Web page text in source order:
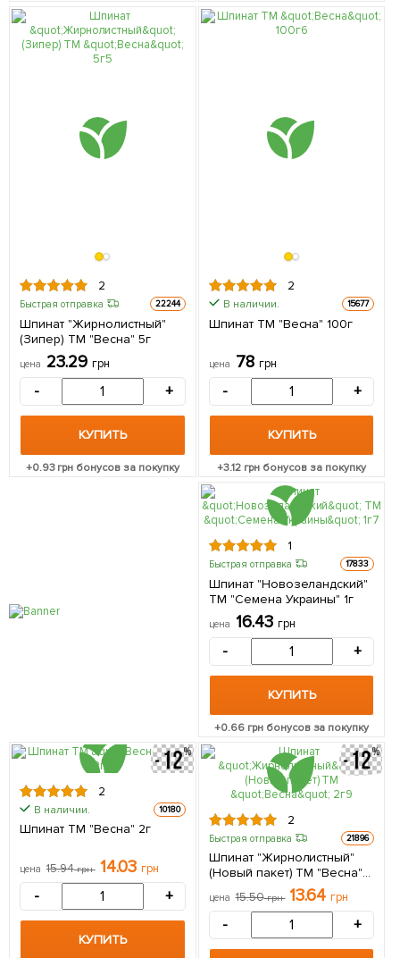
2
Быстрая отправка 22244
Шпинат "Жирнолистный"
(Зипер) ТМ "Весна" 5г
цена 23.29 грн
- +
КУПИТЬ
+0.93грн бонусов за покупку
2
В наличии. 15677
Шпинат ТМ "Весна" 100г
цена 78 грн
- +
КУПИТЬ
+3.12 грн бонусов за покупку
1
Быстрая отправка 17833
Шпинат "Новозеландский"
ТМ "Семена Украины" 1г
цена 16.43 грн
- +
КУПИТЬ
+0.66грн бонусов за покупку
2
В наличии. 10180
Шпинат ТМ "Весна" 2г
цена 15.94грн 14.03 грн
- +
КУПИТЬ
2
Быстрая отправка 21896
Шпинат "Жирнолистный"
(Новый пакет) ТМ "Весна"
цена 15.50грн 13.64 грн
- +